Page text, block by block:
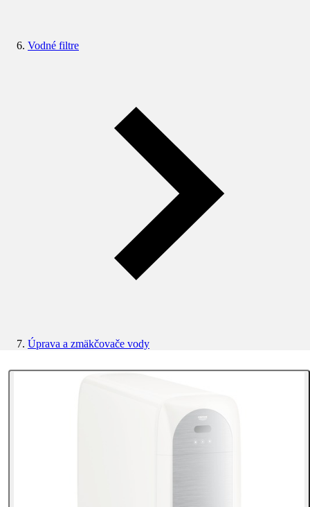
Vodné filtre
Úprava a zmäkčovače vody